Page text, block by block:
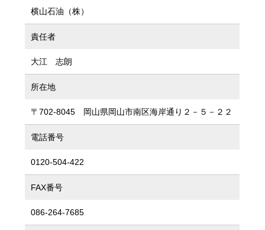
横山石油（株）
責任者
大江 志朗
所在地
〒702-8045 岡山県岡山市南区海岸通り２－５－２２
電話番号
0120-504-422
FAX番号
086-264-7685